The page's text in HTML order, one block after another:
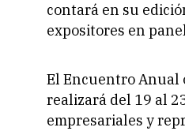
contará en su
expositores en
El Encuentro Anual
realizará del 19 al
empresariales y